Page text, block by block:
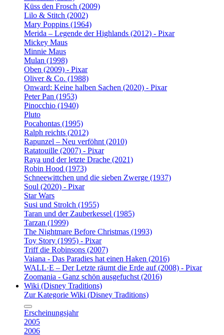
Küss den Frosch (2009)
Lilo & Stitch (2002)
Mary Poppins (1964)
Merida – Legende der Highlands (2012) - Pixar
Mickey Maus
Minnie Maus
Mulan (1998)
Oben (2009) - Pixar
Oliver & Co. (1988)
Onward: Keine halben Sachen (2020) - Pixar
Peter Pan (1953)
Pinocchio (1940)
Pluto
Pocahontas (1995)
Ralph reichts (2012)
Rapunzel – Neu verföhnt (2010)
Ratatouille (2007) - Pixar
Raya und der letzte Drache (2021)
Robin Hood (1973)
Schneewittchen und die sieben Zwerge (1937)
Soul (2020) - Pixar
Star Wars
Susi und Strolch (1955)
Taran und der Zauberkessel (1985)
Tarzan (1999)
The Nightmare Before Christmas (1993)
Toy Story (1995) - Pixar
Triff die Robinsons (2007)
Vaiana - Das Paradies hat einen Haken (2016)
WALL·E – Der Letzte räumt die Erde auf (2008) - Pixar
Zoomania - Ganz schön ausgefuchst (2016)
Wiki (Disney Traditions)
Zur Kategorie Wiki (Disney Traditions)
Erscheinungsjahr
2005
2006